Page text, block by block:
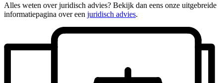
Alles weten over juridisch advies? Bekijk dan eens onze uitgebreide
informatiepagina over een juridisch advies.